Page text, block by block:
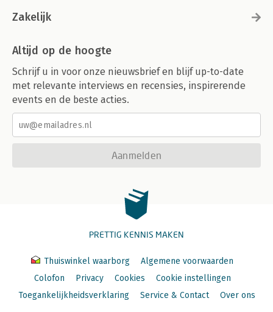
Zakelijk
Altijd op de hoogte
Schrijf u in voor onze nieuwsbrief en blijf up-to-date
met relevante interviews en recensies, inspirerende
events en de beste acties.
Aanmelden
PRETTIG KENNIS MAKEN
Thuiswinkel waarborg
Algemene voorwaarden
Colofon
Privacy Cookies
Cookie instellingen
Toegankelijkheidsverklaring
Service & Contact Over ons